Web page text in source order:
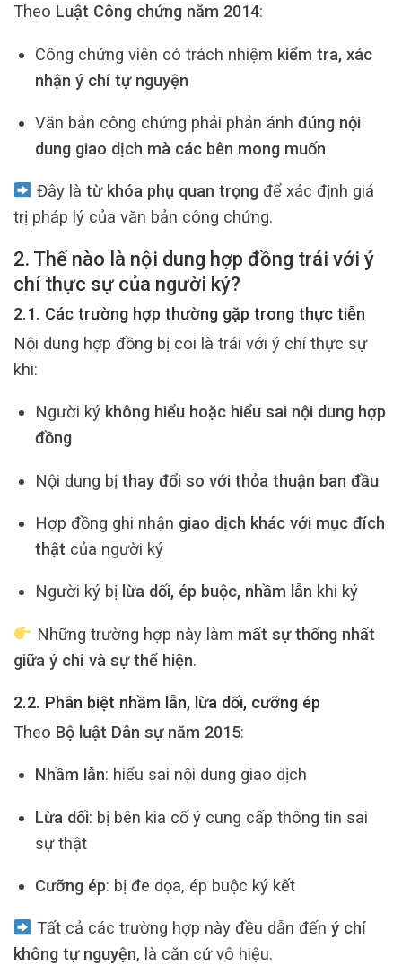
Theo Luật Công chứng năm 2014:
Công chứng viên có trách nhiệm kiểm tra, xác
nhận ý chí tự nguyện
Văn bản công chứng phải phản ánh đúng nội
dung giao dịch mà các bên mong muốn
Đây là từ khóa phụ quan trọngđể xác định giá
trị pháp lý của văn bản công chứng.
2. Thế nào là nội dung hợp đồng trái với ý
chí thực sự của người ký?
2.1. Các trường hợp thường gặp trong thực tiễn
Nội dung hợp đồng bị coi là trái với ý chí thực sự
khi:
Người ký không hiểu hoặc hiểu sai nội dung hợp
đồng
Nội dung bị thay đổi so với thỏa thuận ban đầu
Hợp đồng ghi nhận giao dịch khác với mục đích
thật của người ký
Người ký bị lừa dối, ép buộc, nhầm lẫn khi ký
Những trường hợp này làm mất sự thống nhất
giữa ý chí và sự thể hiện.
2.2. Phân biệt nhầm lẫn, lừa dối, cưỡng ép
Theo Bộ luật Dân sự năm 2015:
Nhầm lẫn: hiểu sai nội dung giao dịch
Lừa dối: bị bên kia cố ý cung cấp thông tin sai
sự thật
Cưỡng ép: bị đe dọa, ép buộc ký kết
Tất cả các trường hợp này đều dẫn đến ý chí
không tự nguyện, là căn cứ vô hiệu.